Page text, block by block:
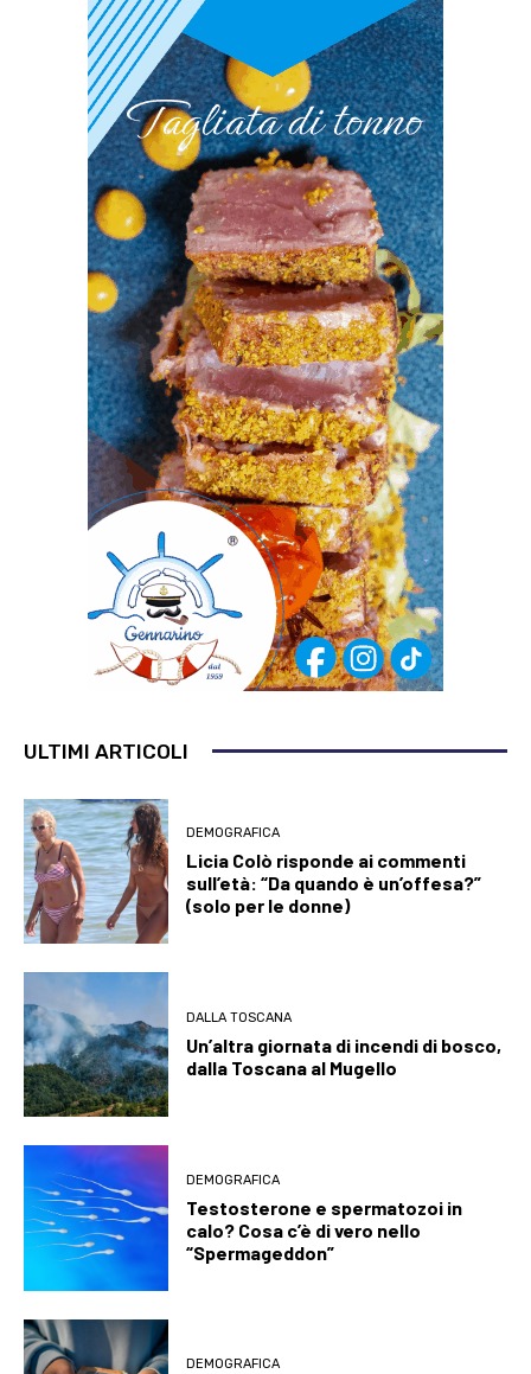
ULTIMI ARTICOLI
DEMOGRAFICA
Licia Colò risponde ai commenti
sull’età: “Da quando è un’offesa?”
(solo per le donne)
DALLA TOSCANA
Un’altra giornata di incendi di bosco,
dalla Toscana al Mugello
DEMOGRAFICA
Testosterone e spermatozoi in
calo? Cosa c’è di vero nello
“Spermageddon”
DEMOGRAFICA